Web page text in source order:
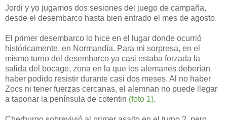
Jordi y yo jugamos dos sesiones del juego de campaña,
desde el desembarco hasta bien entrado el mes de agosto.
El primer desembarco lo hice en el lugar donde ocurrió
históricamente, en Normandía. Para mi sorpresa, en el
mismo turno del desembarco ya casi estaba forzada la
salida del bocage, zona en la que los alemanes deberían
haber podido resistir durante casi dos meses. Al no haber
Zocs ni tener fuerzas cercanas, el alemnan no puede llegar
a taponar la península de cotentin (foto 1).